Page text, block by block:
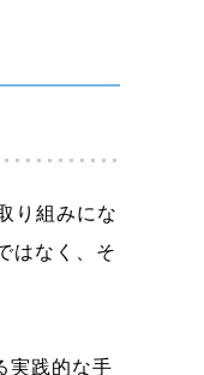
り組みにな
はなく、そ
実践的な手